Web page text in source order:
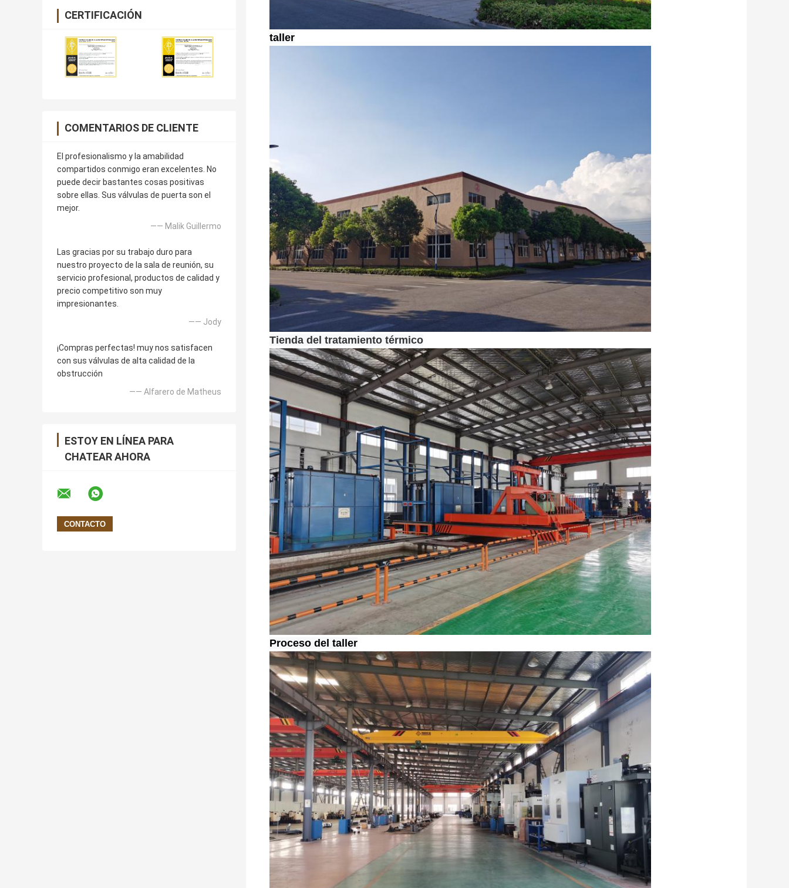
CERTIFICACIÓN
COMENTARIOS DE CLIENTE
El profesionalismo y la amabilidad
compartidos conmigo eran excelentes. No
puede decir bastantes cosas positivas
sobre ellas. Sus válvulas de puerta son el
mejor.
—— Malik Guillermo
Las gracias por su trabajo duro para
nuestro proyecto de la sala de reunión, su
servicio profesional, productos de calidad y
precio competitivo son muy
impresionantes.
—— Jody
¡Compras perfectas! muy nos satisfacen
con sus válvulas de alta calidad de la
obstrucción
—— Alfarero de Matheus
ESTOY EN LÍNEA PARA
CHATEAR AHORA
taller
Tienda del tratamiento térmico
Proceso del taller